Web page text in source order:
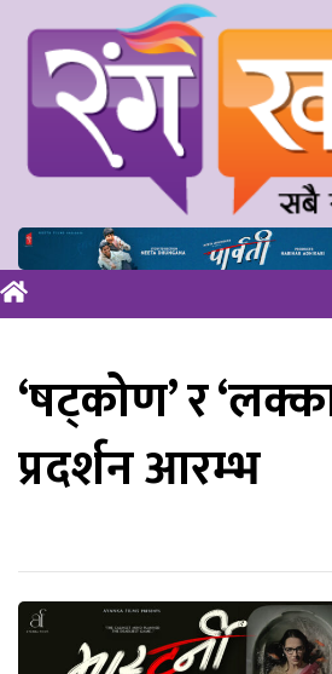
‘षट्कोण’ र
प्रदर्शन आरम्भ